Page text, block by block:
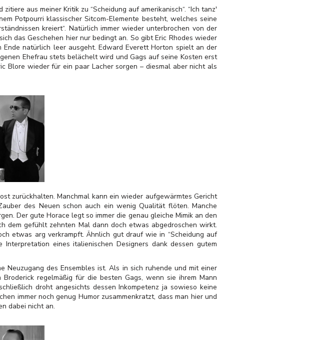
aus meiner Kritik zu “Scheidung auf amerikanisch“. “Ich tanz'
Potpourri klassischer Sitcom-Elemente besteht, welches seine
kreiert“. Natürlich immer wieder unterbrochen von der
das Geschehen hier nur bedingt an. So gibt Eric Rhodes wieder
natürlich leer ausgeht. Edward Everett Horton spielt an der
Ehefrau stets belächelt wird und Gags auf seine Kosten erst
Blore wieder für ein paar Lacher sorgen – diesmal aber nicht als
zurückhalten. Manchmal kann ein wieder aufgewärmtes Gericht
des Neuen schon auch ein wenig Qualität flöten. Manche
Der gute Horace legt so immer die genau gleiche Mimik an den
dem gefühlt zehnten Mal dann doch etwas abgedroschen wirkt.
etwas arg verkrampft. Ähnlich gut drauf wie in “Scheidung auf
Interpretation eines italienischen Designers dank dessen gutem
Neuzugang des Ensembles ist. Als in sich ruhende und mit einer
regelmäßig für die besten Gags, wenn sie ihrem Mann
droht angesichts dessen Inkompetenz ja sowieso keine
immer noch genug Humor zusammenkratzt, dass man hier und
dabei nicht an.